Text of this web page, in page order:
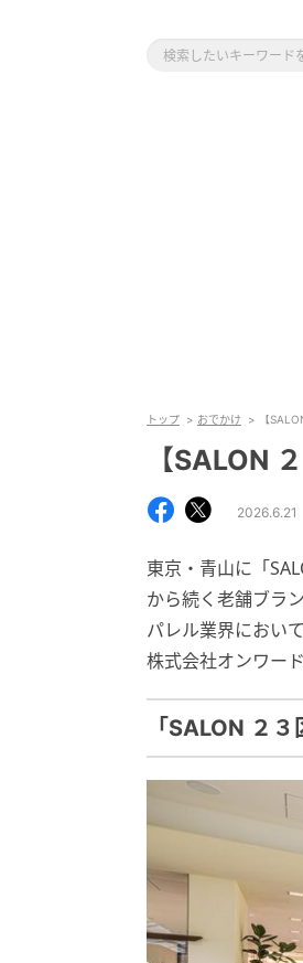
トップ おでかけ 【
【SALON
2026.6.21
東京・青山に「
から続く老舗ブラ
パレル業界におい
株式会社オンワー
「SALON ２